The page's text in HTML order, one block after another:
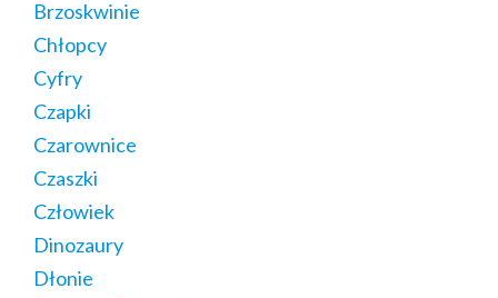
Brzoskwinie
Chłopcy
Cyfry
Czapki
Czarownice
Czaszki
Człowiek
Dinozaury
Dłonie